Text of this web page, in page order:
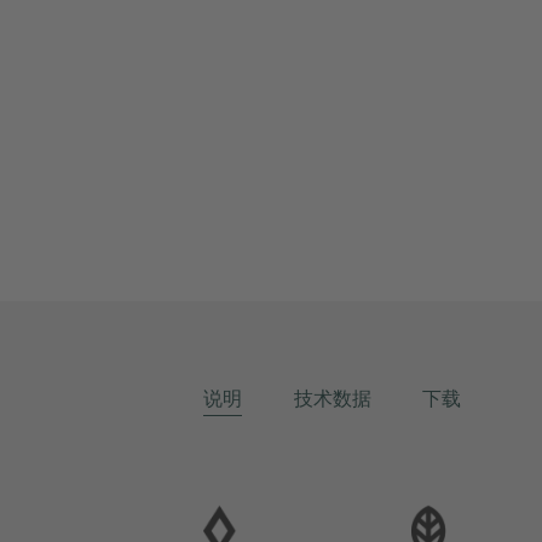
说明 技术数据 下载